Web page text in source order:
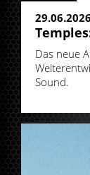
29.06.2026
Das neue
Sound.